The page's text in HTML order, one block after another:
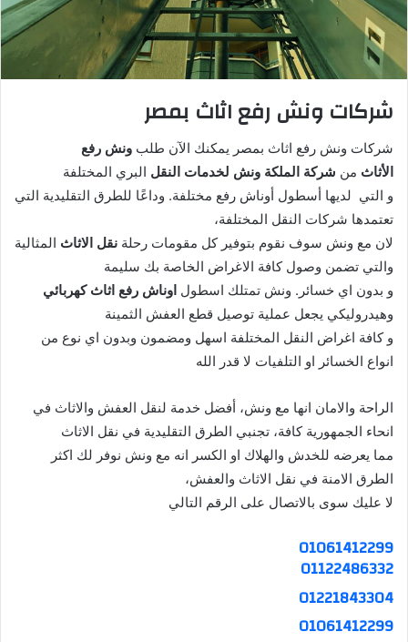
شركات ونش رفع اثاث بمصر
شركات ونش رفع اثاث بمصر يمكنك الآن طلب ونش رفع
الأثاث من شركة الملكة ونش لخدمات النقل البري المختلفة
و التي لديها أسطول أوناش رفع مختلفة. وداعًا للطرق التقليدية التي
تعتمدها شركات النقل المختلفة،
لان مع ونش سوف نقوم بتوفير كل مقومات رحلة نقل الاثاث المثالية
والتي تضمن وصول كافة الاغراض الخاصة بك سليمة
و بدون اي خسائر. ونش تمتلك اسطول اوناش رفع اثاث كهربائي
وهيدروليكي يجعل عملية توصيل قطع العفش الثمينة
و كافة اغراض النقل المختلفة اسهل ومضمون وبدون اي نوع من
انواع الخسائر او التلفيات لا قدر الله
الراحة والامان انها مع ونش، أفضل خدمة لنقل العفش والاثاث في
انحاء الجمهورية كافة، تجنبي الطرق التقليدية في نقل الاثاث
مما يعرضه للخدش والهلاك او الكسر انه مع ونش نوفر لك اكثر
الطرق الامنة في نقل الاثاث والعفش،
لا عليك سوى بالاتصال على الرقم التالي
01061412299
01122486332
01221843304
01061412299